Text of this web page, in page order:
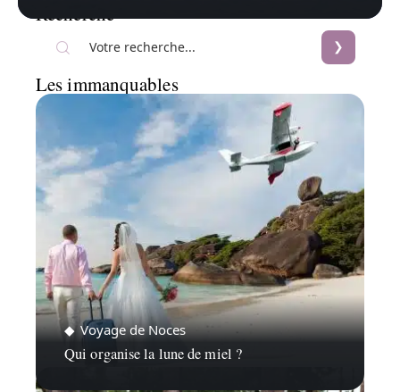
Recherche
Les immanquables
Voyage de Noces
Qui organise la lune de miel ?